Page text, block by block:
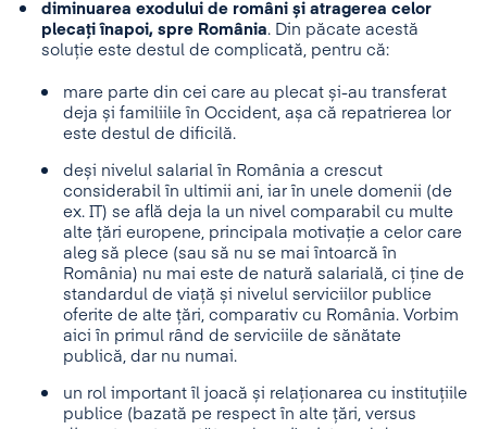
diminuarea exodului de români și atragerea celor
plecați înapoi, spre România. Din păcate acestă
soluție este destul de complicată, pentru că:
mare parte din cei care au plecat și-au transferat
deja și familiile în Occident, așa că repatrierea lor
este destul de dificilă.
deși nivelul salarial în România a crescut
considerabil în ultimii ani, iar în unele domenii (de
ex. IT) se află deja la un nivel comparabil cu multe
alte țări europene, principala motivație a celor care
aleg să plece (sau să nu se mai întoarcă în
România) nu mai este de natură salarială, ci ține de
standardul de viață și nivelul serviciilor publice
oferite de alte țări, comparativ cu România. Vorbim
aici în primul rând de serviciile de sănătate
publică, dar nu numai.
un rol important îl joacă și relaționarea cu instituțiile
publice (bazată pe respect în alte țări, versus